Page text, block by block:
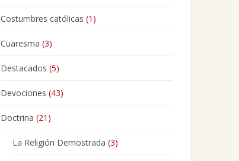
Costumbres católicas (1)
Cuaresma (3)
Destacados (5)
Devociones (43)
Doctrina (21)
La Religión Demostrada (3)